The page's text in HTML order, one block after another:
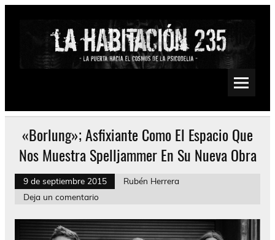
Saltar
Psychedelic, Stoner, Doom, Sludge, Fuzz, Space, Drone
«Borlung»; Asfixiante Como El Espacio Que
Nos Muestra Spelljammer En Su Nueva Obra
9 de septiembre 2015
Rubén Herrera
Deja un comentario